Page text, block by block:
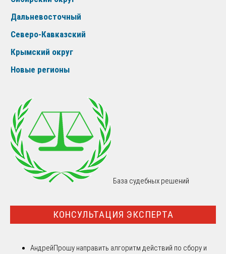
Дальневосточный
Северо-Кавказский
Крымский округ
Новые регионы
База судебных решений
КОНСУЛЬТАЦИЯ ЭКСПЕРТА
АндрейПрошу направить алгоритм действий по сбору и